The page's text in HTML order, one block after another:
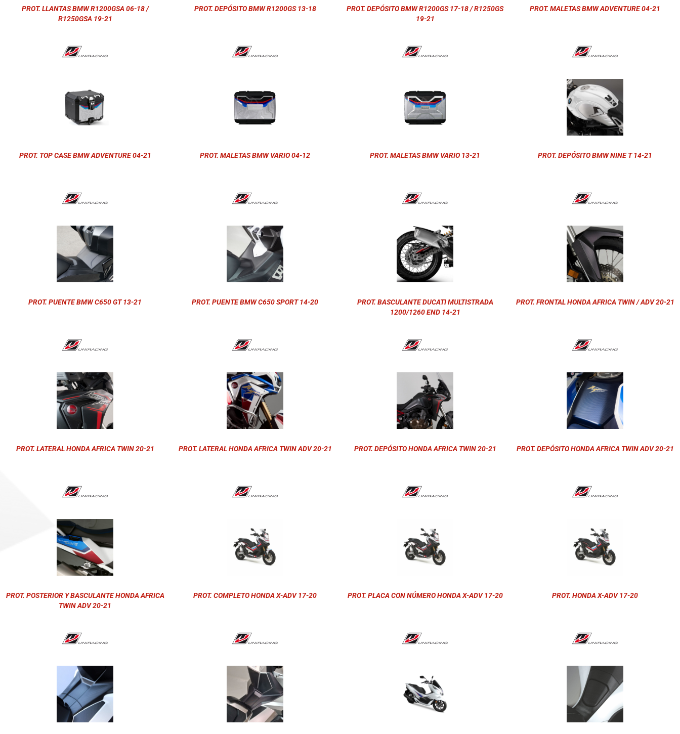
PROT. LLANTAS BMW R1200GSA 06-18 /
R1250GSA 19-21
PROT. DEPÓSITO BMW R1200GS 13-18
PROT. DEPÓSITO BMW R1200GS 17-18 / R1250GS
19-21
PROT. MALETAS BMW ADVENTURE 04-21
PROT. TOP CASE BMW ADVENTURE 04-21 PROT. MALETAS BMW VARIO 04-12 PROT. MALETAS BMW VARIO 13-21 PROT. DEPÓSITO BMW NINE T 14-21
PROT. PUENTE BMW C650 GT 13-21 PROT. PUENTE BMW C650 SPORT 14-20
PROT. BASCULANTE DUCATI MULTISTRADA
1200/1260 END 14-21
PROT. FRONTAL HONDA AFRICA TWIN / ADV 20-21
PROT. LATERAL HONDA AFRICA TWIN 20-21 PROT. LATERAL HONDA AFRICA TWIN ADV 20-21 PROT. DEPÓSITO HONDA AFRICA TWIN 20-21 PROT. DEPÓSITO HONDA AFRICA TWIN ADV 20-21
PROT. POSTERIOR Y BASCULANTE HONDA AFRICA
TWIN ADV 20-21
PROT. COMPLETO HONDA X-ADV 17-20 PROT. PLACA CON NÚMERO HONDA X-ADV 17-20 PROT. HONDA X-ADV 17-20